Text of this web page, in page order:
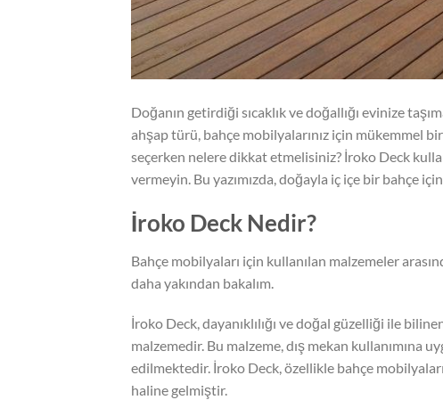
Doğanın getirdiği sıcaklık ve doğallığı evinize
ahşap türü, bahçe mobilyalarınız için mükemmel
seçerken nelere dikkat etmelisiniz? İroko Deck
vermeyin. Bu yazımızda, doğayla iç içe bir bahçe
İroko Deck Nedir?
Bahçe mobilyaları için kullanılan malzemeler
daha yakından bakalım.
İroko Deck, dayanıklılığı ve doğal güzelliği ile
malzemedir. Bu malzeme, dış mekan kullanımına
edilmektedir. İroko Deck, özellikle bahçe
haline gelmiştir.